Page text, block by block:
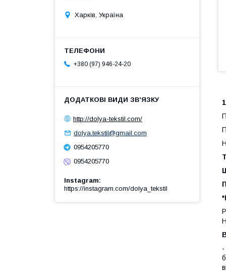
-
Харків, Україна
+380 (97) 946-24-20
http://dolya-tekstil.com/
dolya.tekstil@gmail.com
0954205770
0954205770
Instagram
https://instagram.com/dolya_tekstil